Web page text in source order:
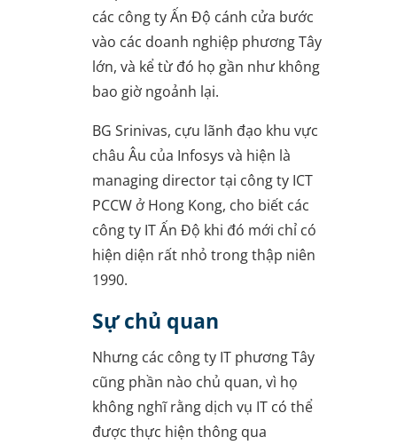
các công ty Ấn Độ cánh cửa bước
vào các doanh nghiệp phương Tây
lớn, và kể từ đó họ gần như không
bao giờ ngoảnh lại.
BG Srinivas, cựu lãnh đạo khu vực
châu Âu của Infosys và hiện là
managing director tại công ty ICT
PCCW ở Hong Kong, cho biết các
công ty IT Ấn Độ khi đó mới chỉ có
hiện diện rất nhỏ trong thập niên
1990.
Sự chủ quan
Nhưng các công ty IT phương Tây
cũng phần nào chủ quan, vì họ
không nghĩ rằng dịch vụ IT có thể
được thực hiện thông qua